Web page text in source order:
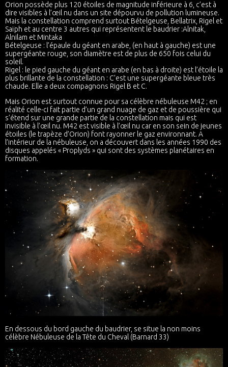
Orion possède plus 120 étoiles de magnitude inférieure à 6, c’est à
dire visibles à l’œil nu dans un site dépourvu de pollution lumineuse.
Mais la constellation comprend surtout Bételgeuse, Bellatrix, Rigel et
Saïph et au centre 3 autres qui représentent le baudrier :Alnitak,
Alnilam et Mintaka
Bételgeuse : l’épaule du géant en arabe, (en haut à gauche) est une
supergéante rouge, son diamètre est de plus de 650 fois celui du
soleil.
Rigel : le pied gauche du géant en arabe (en bas à droite) est l’étoile la
plus brillante de la constellation : C’est une supergéante bleue très
chaude. Elle a deux compagnons Rigel B et C.
Mais Orion est surtout connue pour sa célèbre nébuleuse M42 ; en
réalité celle-ci fait partie d’un grand nuage de gaz et de poussière qui
s’étend sur une grande partie de la constellation mais qui est
invisible à l’œil nu. M42 est visible à l’œil nu car en son sein de jeunes
étoiles (le trapèze d’Orion) font rayonner le gaz environnant. A
l’intérieur de la nébuleuse, on a découvert dans les années 1990 des
disques appelés « Proplyds » qui sont des systèmes planétaires en
formation.
En dessous du bord gauche du baudrier, se situe la non moins
célèbre Nébuleuse de la Tête du Cheval (Barnard 33)